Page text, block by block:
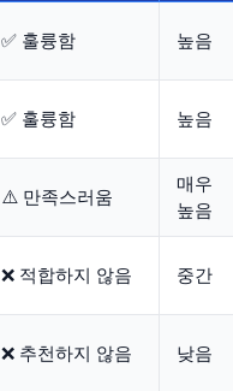
✅ 훌륭함 높음
✅ 훌륭함 높음
⚠️ 만족스러움
매우
높음
❌ 적합하지 않음 중간
❌ 추천하지 않음 낮음